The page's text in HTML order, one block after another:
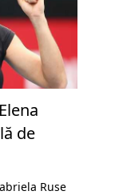
de
Ruse